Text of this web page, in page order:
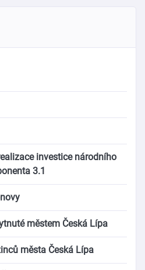
investice národního
3.1
městem Česká Lípa
města Česká Lípa